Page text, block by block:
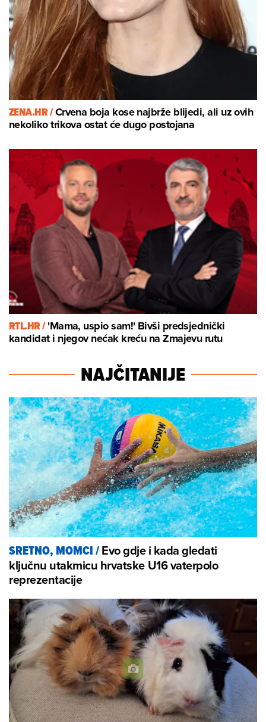
ZENA.HR /Crvena boja kose najbrže blijedi, ali uz ovih
nekoliko trikova ostat će dugo postojana
RTL.HR /'Mama, uspio sam!' Bivši predsjednički
kandidat i njegov nećak kreću na Zmajevu rutu
NAJČITANIJE
SRETNO, MOMCI/Evo gdje i kada gledati
ključnu utakmicu hrvatske U16 vaterpolo
reprezentacije